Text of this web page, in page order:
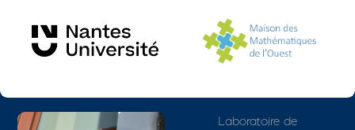
Photo Adresse détaillée
Laboratoire de